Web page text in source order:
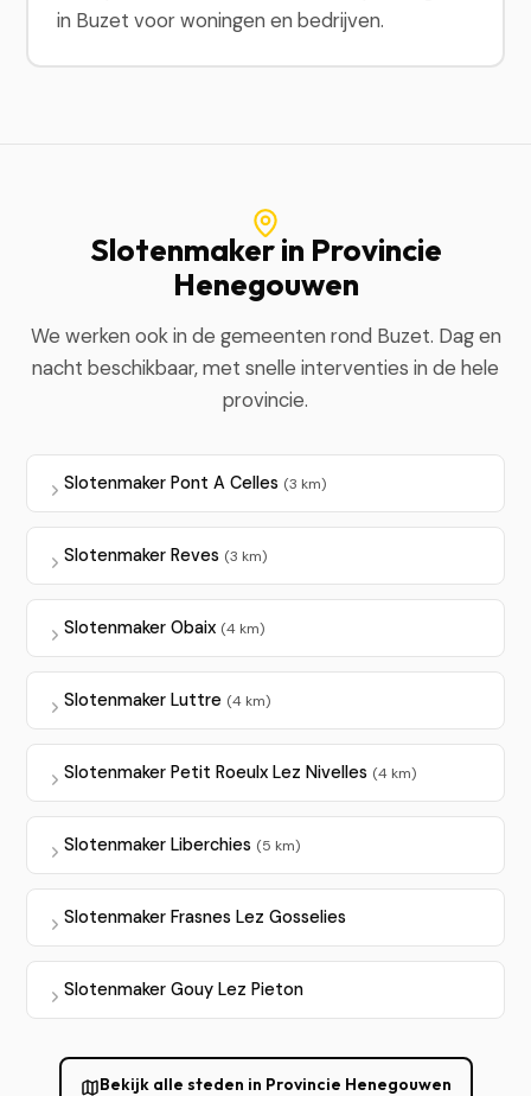
in Buzet voor woningen en bedrijven.
Slotenmaker in Provincie
Henegouwen
We werken ook in de gemeenten rond Buzet. Dag en
nacht beschikbaar, met snelle interventies in de hele
provincie.
Slotenmaker Pont A Celles (3 km)
Slotenmaker Reves (3 km)
Slotenmaker Obaix (4 km)
Slotenmaker Luttre (4 km)
Slotenmaker Petit Roeulx Lez Nivelles (4 km)
Slotenmaker Liberchies (5 km)
Slotenmaker Frasnes Lez Gosselies
Slotenmaker Gouy Lez Pieton
Bekijk alle steden in Provincie Henegouwen